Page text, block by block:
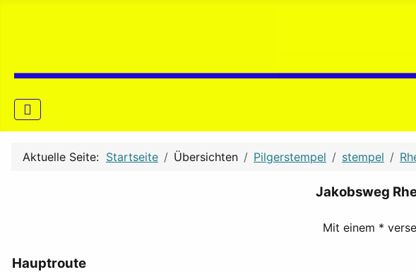
Aktuelle Seite: Startseite Übersichten Pilgerstempel stempel
Jakobsweg
Mit einem *
Hauptroute